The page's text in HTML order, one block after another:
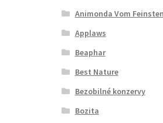
Animonda Vom Feinsten
Applaws
Beaphar
Best Nature
Bezobilné konzervy
Bozita